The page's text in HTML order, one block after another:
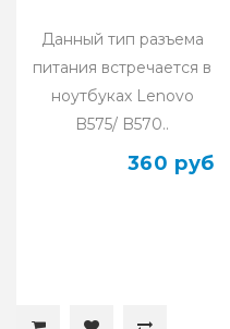
Данный тип разъема
питания встречается в
ноутбуках Lenovo
B575/ B570..
360 руб